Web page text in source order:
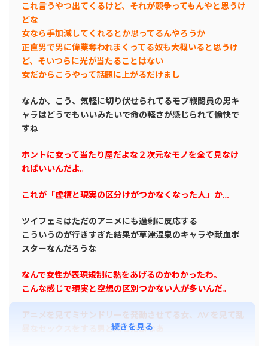
これ言うやつ出てくるけど、それが競争ってもんやと思うけ
どな
女なら手加減してくれるとか思ってるんやろうか
正直男で男に偉業奪われまくってる奴も大概いると思うけ
ど、そいつらに光が当たることはない
女だからこうやって話題に上がるだけまし
なんか、こう、気軽に切り伏せられてるモブ戦闘員の男キ
ャラはどうでもいいみたいで命の軽さが感じられて愉快で
すね
ホントに女って当たり屋だよな２次元なモノを全て見なけ
ればいいんだよ。
これが「虚構と現実の区分けがつかなくなった人」か…
ツイフェミはただのアニメにも過剰に反応する
こういうのが行きすぎた結果が草津温泉のキャラや献血ポ
スターなんだろうな
なんで女性が表現規制に熱をあげるのかわかったわ。
こんな感じで現実と空想の区別つかない人が多いんだ。
アニメを見てミサンドリーを発動させてる女、AV を見て乱
暴なセックスをする男と同じだよなあ
続きを見る